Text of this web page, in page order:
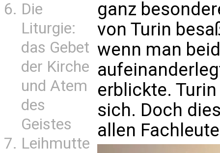
Die
Liturgie:
das Gebet
der Kirche
und Atem
des
Geistes
Leihmutte
ganz
von Turin
wenn man
erblickte.
sich. Doch
allen